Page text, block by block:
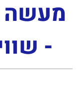
מעשה
-